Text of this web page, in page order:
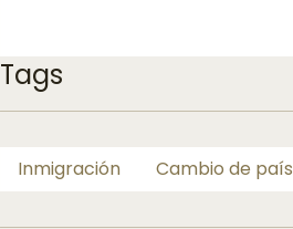
Tags
Inmigración Cambio de país